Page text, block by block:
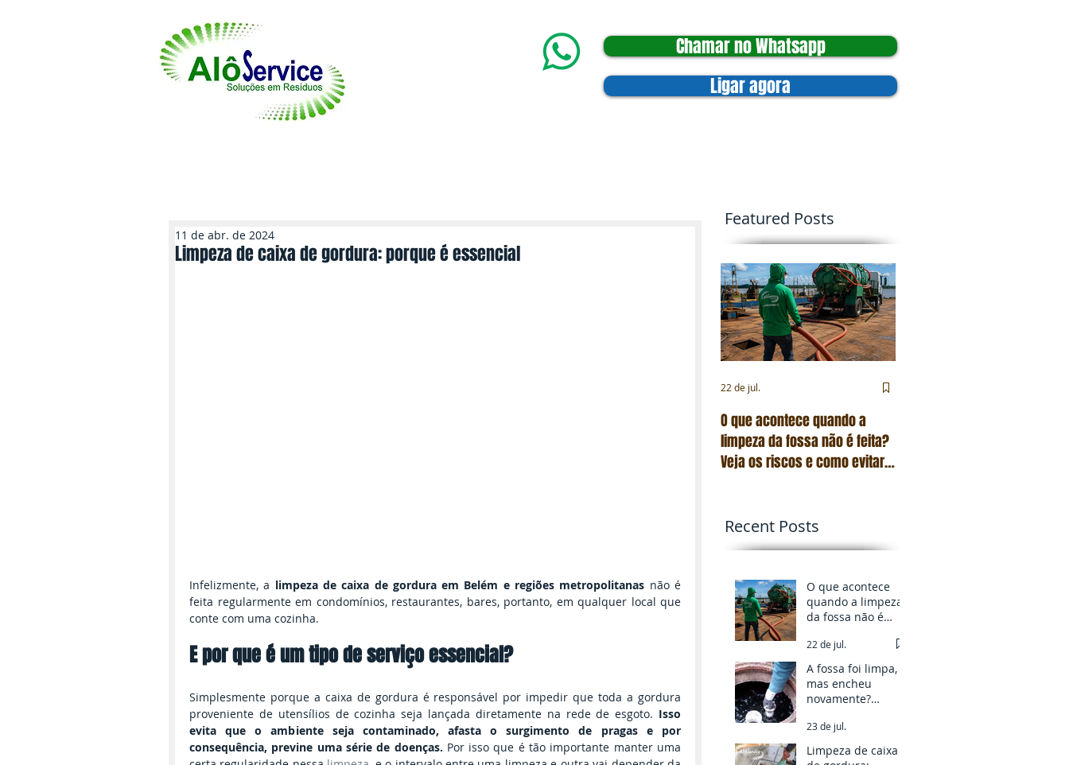
Chamar no Whatsapp
Ligar agora
Limpeza de caixa de gordura: porque é essencial
11 de abr. de 2024
Infelizmente, a limpeza de caixa de gordura em Belém e regiões metropolitanas não é
feita regularmente em condomínios, restaurantes, bares, portanto, em qualquer local que
conte com uma cozinha.
E por que é um tipo de serviço essencial?
Simplesmente porque a caixa de gordura é responsável por impedir que toda a gordura
proveniente de utensílios de cozinha seja lançada diretamente na rede de esgoto. Isso
evita que o ambiente seja contaminado, afasta o surgimento de pragas e por
consequência, previne uma série de doenças. Por isso que é tão importante manter uma
Featured Posts
O que acontece quando a
limpeza da fossa não é feita?
Veja os riscos e como evitar
22 de jul.
Recent Posts
O que acontece
quando a limpeza
da fossa não é
riscos e como
evitar problemas
22 de jul.
A fossa foi limpa,
mas encheu
novamente?
possíveis causas
23 de jul.
Limpeza de caixa